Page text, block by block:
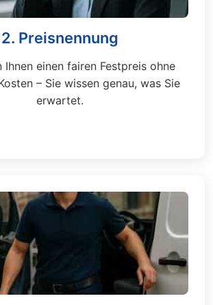
2. Preisnennung
Ihnen einen fairen Festpreis ohne
– Sie wissen genau, was Sie
erwartet.